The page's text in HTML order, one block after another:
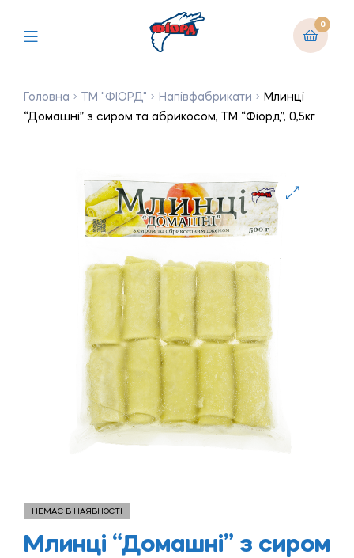
0
Головна ТМ "ФІОРД" Напівфабрикати
Млинці
“Домашні” з сиром та абрикосом, ТМ “Фіорд”, 0,5кг
НЕМАЄ В НАЯВНОСТІ
Млинці “Домашні” з сиром